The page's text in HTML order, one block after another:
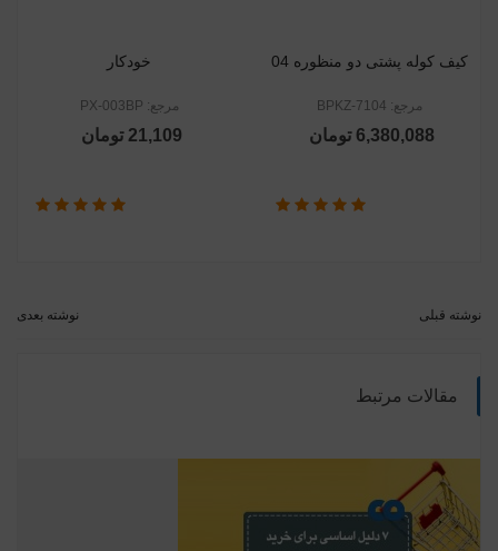
کیف کوله پشتی دو منظوره 04
مرجع: BPKZ-7104
6,380,088 تومان
خودکار
مرجع: PX-003BP
21,109 تومان
نوشته قبلی نوشته بعدی
مقالات مرتبط